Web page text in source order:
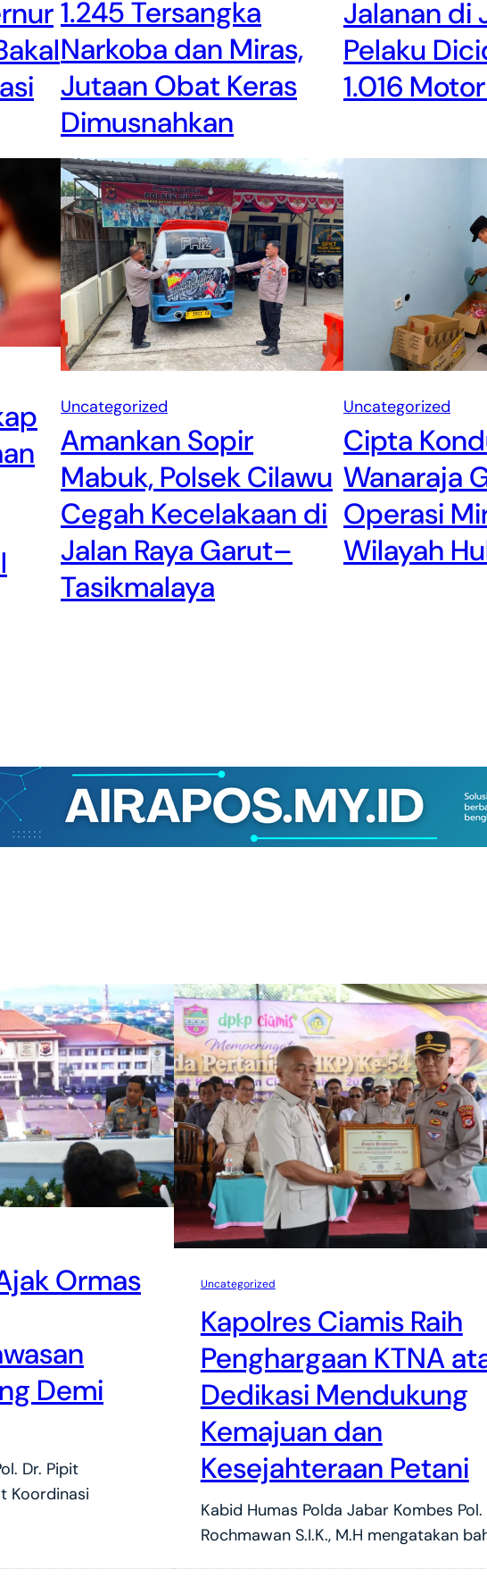
1.245 Tersangka
Narkoba dan Miras,
Jutaan Obat Keras
Dimusnahkan
Jalanan di
Pelaku
1.016
Uncategorized
Amankan Sopir
Mabuk, Polsek Cilawu
Cegah Kecelakaan di
Jalan Raya Garut–
Tasikmalaya
Uncategorized
Cipta
Wanaraja
Operasi
Wilayah
Ormas
Demi
Dr. Pipit
Koordinasi
Uncategorized
Kapolres Ciamis Raih
Penghargaan KTNA
Dedikasi Mendukung
Kemajuan dan
Kesejahteraan Petani
Kabid Humas Polda Jabar Kombes
Rochmawan S.I.K., M.H mengatakan